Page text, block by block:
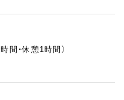
われるため、自分のアイデ
含めてステップアップを目
より良いお店をつくってい
・休憩1時間）